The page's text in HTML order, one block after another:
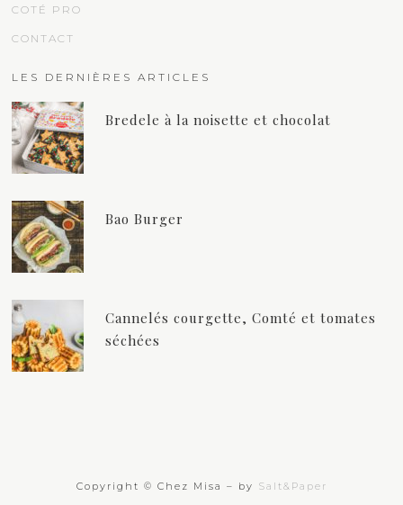
COTÉ PRO
CONTACT
LES DERNIÈRES ARTICLES
Bredele à la noisette et chocolat
Bao Burger
Cannelés courgette, Comté et tomates
séchées
Copyright © Chez Misa – by Salt&Paper